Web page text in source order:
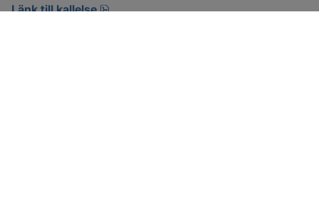
Länk till kallelse
pdf, öppnas i nytt fönster.